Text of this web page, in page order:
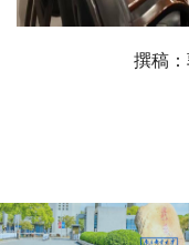
撰稿